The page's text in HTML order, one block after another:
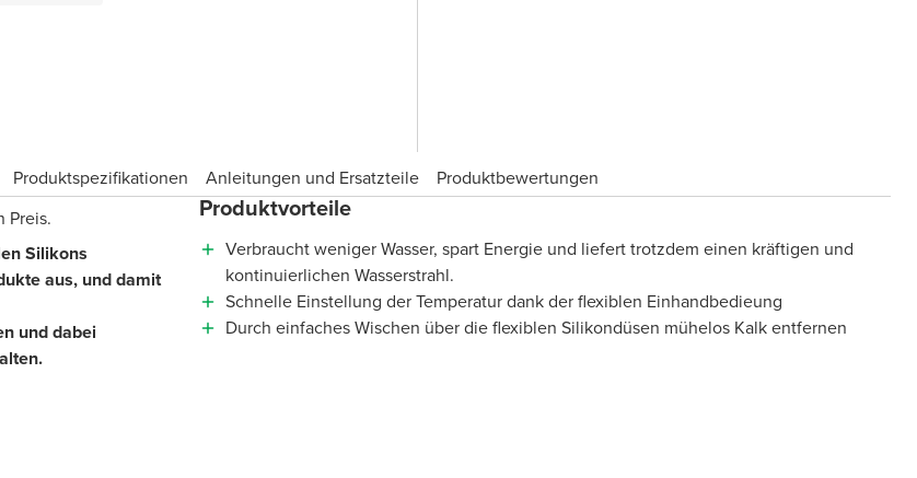
Produktspezifikationen Anleitungen und Ersatzteile
Produktbewertungen
Preis.
Silikons
aus, und damit
und dabei
Produktvorteile
Verbraucht weniger Wasser, spart Energie und liefert trotzdem einen kräftigen und
kontinuierlichen Wasserstrahl.
Schnelle Einstellung der Temperatur dank der flexiblen Einhandbedieung
Durch einfaches Wischen über die flexiblen Silikondüsen mühelos Kalk entfernen